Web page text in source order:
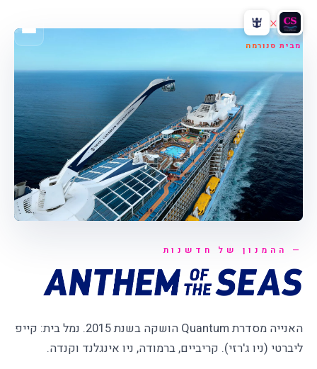
×
מבית סנורמה
ההמנון של חדשנות
האנייה מסדרת Quantum הושקה בשנת 2015. נמל בית: קייפ
ליברטי (ניו ג'רזי). קריביים, ברמודה, ניו אינגלנד וקנדה.
זמין/ה לשאלות